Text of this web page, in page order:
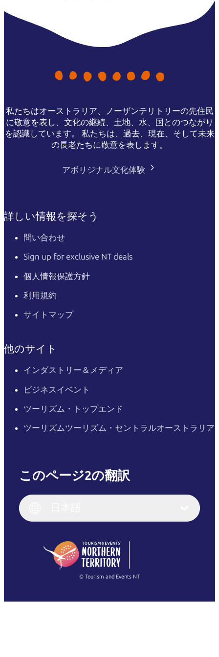
私たちはオーストラリア、ノーザンテリトリーの先住民
に敬意を表し、文化の継続、土地、水、国とのつながり
を認識しています。 私たちは、過去、現在、そして未来
の長老たちに敬意を表します。
アボリジナル文化体験
詳しい情報を探そう
問い合わせ
Sign up for exclusive NT deals
個人情報保護方針
利用規約
サイトマップ
他のサイト
インダストリー＆メディア
ビジネスイベント
ツーリズム・トップエンド
ツーリズムツーリズム・セントラルオーストラリア
このページ2の翻訳
English (US)
English
(Singapore)
Français
繁體中文
© Tourism and Events NT